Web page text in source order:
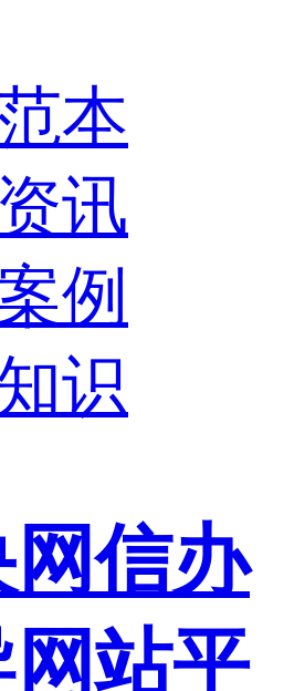
本
讯
例
识
信办
站平